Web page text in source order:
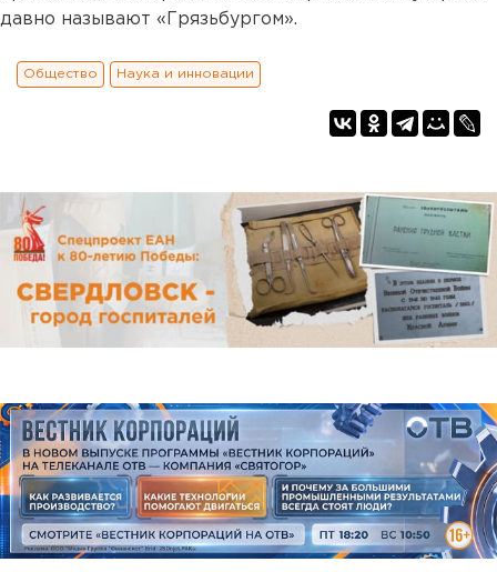
давно называют «Грязьбургом».
Общество Наука и инновации